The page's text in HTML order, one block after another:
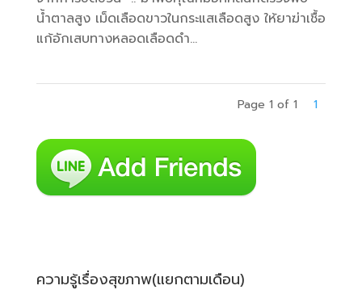
น้ำตาลสูง เม็ดเลือดขาวในกระแสเลือดสูง ให้ยาฆ่าเชื้อ
แก้อักเสบทางหลอดเลือดดำ...
Page 1 of 1 1
ความรู้เรื่องสุขภาพ(แยกตามเดือน)